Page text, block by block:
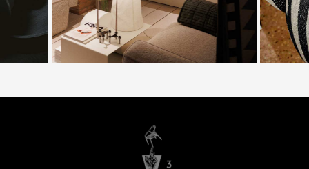
СветильникиKundaliniиз Италии — это
воплощение самых смелых дизайнерских идей.
Эти элитные лампы называют произведением
формы, яркие цвета сделают эти итальянские
лампы изюминкой вашего пространства. При
этом качество и функциональность освещения